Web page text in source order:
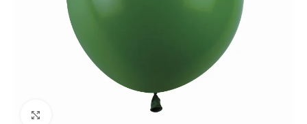
Faceți click pentru a mări